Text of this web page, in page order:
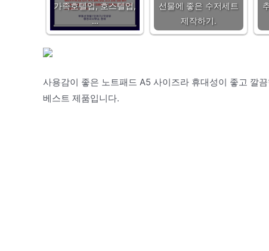
가족호텔업, 호스텔업,
…
선물에 좋은 수저세트
제작하기.
사용감이 좋은 노트패드 A5 사이즈라 휴대성이 좋고 깔
베스트 제품입니다.